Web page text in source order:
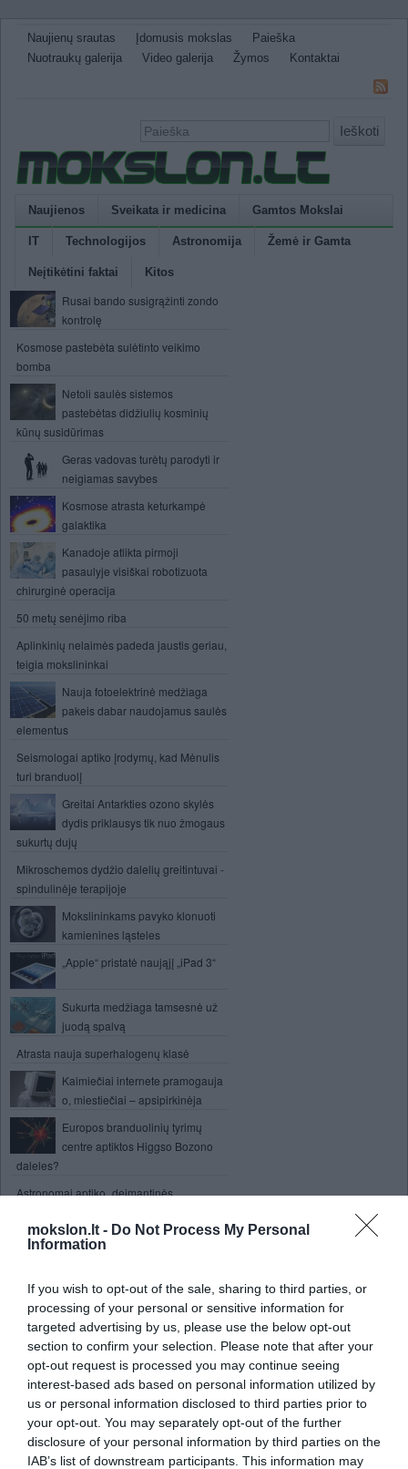
mokslon.lt - Do Not Process My Personal
Information
If you wish to opt-out of the sale, sharing to third parties, or
processing of your personal or sensitive information for
targeted advertising by us, please use the below opt-out
section to confirm your selection. Please note that after your
opt-out request is processed you may continue seeing
interest-based ads based on personal information utilized by
us or personal information disclosed to third parties prior to
your opt-out. You may separately opt-out of the further
disclosure of your personal information by third parties on the
IAB’s list of downstream participants. This information may
Naujienų srautas Įdomusis mokslas
Paieška
Nuotraukų galerija
Video galerija Žymos Kontaktai
Ieškoti
Naujienos Sveikata ir medicina Gamtos Mokslai
IT Technologijos Astronomija Žemė ir Gamta
Neįtikėtini faktai Kitos
Rusai bando susigrąžinti zondo
kontrolę
Kosmose pastebėta sulėtinto veikimo
bomba
Netoli saulės sistemos
pastebėtas didžiulių kosminių
kūnų susidūrimas
Geras vadovas turėtų parodyti ir
neigiamas savybes
Kosmose atrasta keturkampė
galaktika
Kanadoje atlikta pirmoji
pasaulyje visiškai robotizuota
chirurginė operacija
50 metų senėjimo riba
Aplinkinių nelaimės padeda jaustis geriau,
teigia mokslininkai
Nauja fotoelektrinė medžiaga
pakeis dabar naudojamus saulės
elementus
Seismologai aptiko įrodymų, kad Mėnulis
turi branduolį
Greitai Antarkties ozono skylės
dydis priklausys tik nuo žmogaus
sukurtų dujų
Mikroschemos dydžio dalelių greitintuvai -
spindulinėje terapijoje
Mokslininkams pavyko klonuoti
kamienines ląsteles
„Apple“ pristatė naująjį „iPad 3“
Sukurta medžiaga tamsesnė už
juodą spalvą
Atrasta nauja superhalogenų klasė
Kaimiečiai internete pramogauja
o, miestiečiai – apsipirkinėja
Europos branduolinių tyrimų
centre aptiktos Higgso Bozono
daleles?
Astronomai aptiko „deimantinės
Žemės magnetinio poliaus judėjimas
mąstantį robotą
Atrastas naujo tipo Branduolinis
dalijimasis
Hakeriai kyla į kovą su
neonaciais
Nasa nustatė, kad mėnulis didėja
(+Video)
Venerą pasiekė japonų kosminis zondas